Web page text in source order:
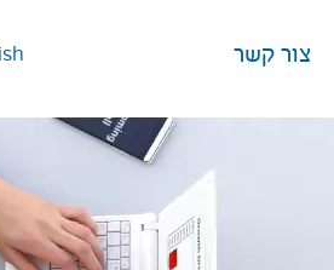
צור קשר